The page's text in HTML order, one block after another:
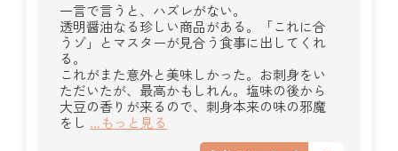
一言で言うと、ハズレがない。
透明醤油なる珍しい商品がある。「これに合
うゾ」とマスターが見合う食事に出してくれ
る。
これがまた意外と美味しかった。お刺身をい
ただいたが、最高かもしれん。塩味の後から
大豆の香りが来るので、刺身本来の味の邪魔
をし ...もっと見る